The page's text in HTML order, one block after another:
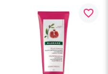
favorite_border